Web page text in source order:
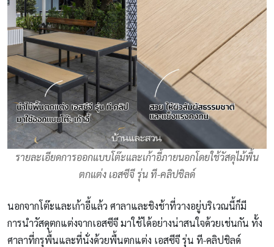
รายละเอียดการออกแบบโต๊ะและเก้าอี้ภายนอกโดยใช้วัสดุไม้พื้น
ตกแต่ง เอสซีจี รุ่น ที-คลิปชิลด์
นอกจากโต๊ะและเก้าอี้แล้ว ศาลาและชิงช้าที่วางอยู่บริเวณนี้ก็มี
การนำวัสดุตกแต่งจากเอสซีจี มาใช้ได้อย่างน่าสนใจด้วยเช่นกัน ทั้ง
ศาลาที่กรุพื้นและที่นั่งด้วยพื้นตกแต่ง เอสซีจี รุ่น ที-คลิปชิลด์